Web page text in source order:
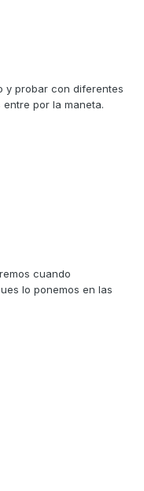
y probar con diferentes
por la maneta.
cuando
lo ponemos en las